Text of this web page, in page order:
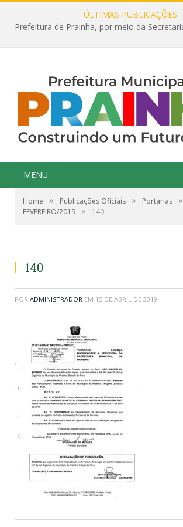
ÚLTIMAS PUBLICAÇÕES:
MENU
Home » Publicações Oficiais » Portarias »
FEVEREIRO/2019 » 140
140
POR ADMINISTRADOR EM 15 DE ABRIL DE 2019